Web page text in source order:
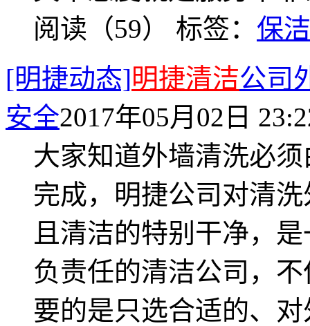
阅读（59） 标签： 保
[明捷动态]明捷清洁公司
安全2017年05月02日
大家知道外墙清洗必
完成，明捷公司对清
且清洁的特别干净，
负责任的清洁公司，
要的是只选合适的、